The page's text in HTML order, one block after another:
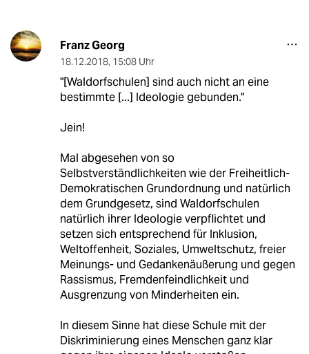
Franz Georg
18.12.2018, 15:08 Uhr
"[Waldorfschulen] sind auch nicht an eine
bestimmte [...] Ideologie gebunden."
Jein!
Mal abgesehen von so
Selbstverständlichkeiten wie der Freiheitlich-
Demokratischen Grundordnung und natürlich
dem Grundgesetz, sind Waldorfschulen
natürlich ihrer Ideologie verpflichtet und
setzen sich entsprechend für Inklusion,
Weltoffenheit, Soziales, Umweltschutz, freier
Meinungs- und Gedankenäußerung und gegen
Rassismus, Fremdenfeindlichkeit und
Ausgrenzung von Minderheiten ein.
In diesem Sinne hat diese Schule mit der
Diskriminierung eines Menschen ganz klar